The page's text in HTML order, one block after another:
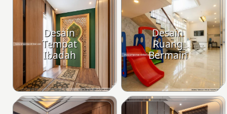
Desain
Tempat
Ibadah
Desain
Ruang
Bermain